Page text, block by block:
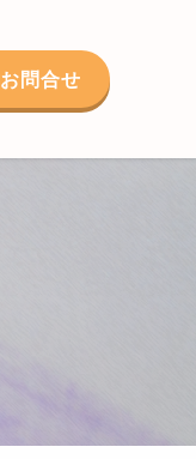
お問合せ